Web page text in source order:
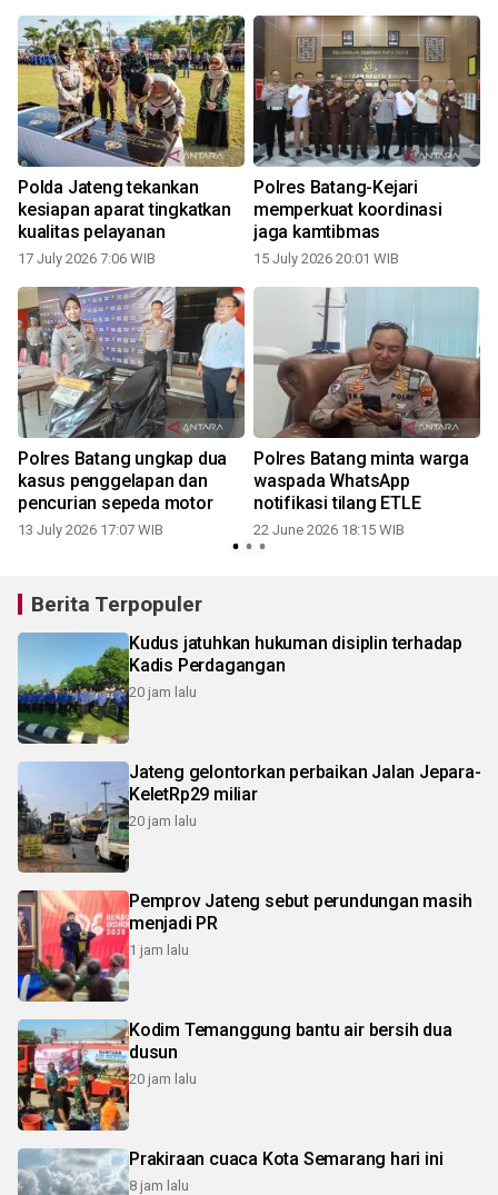
Polda Jateng tekankan
kesiapan aparat tingkatkan
kualitas pelayanan
17 July 2026 7:06 WIB
Polres Batang-Kejari
memperkuat koordinasi
jaga kamtibmas
15 July 2026 20:01 WIB
Polres Batang ungkap dua
kasus penggelapan dan
pencurian sepeda motor
13 July 2026 17:07 WIB
Polres Batang minta warga
waspada WhatsApp
notifikasi tilang ETLE
22 June 2026 18:15 WIB
Berita Terpopuler
Kudus jatuhkan hukuman disiplin terhadap
Kadis Perdagangan
20 jam lalu
Jateng gelontorkan perbaikan Jalan Jepara-
KeletRp29 miliar
20 jam lalu
Pemprov Jateng sebut perundungan masih
menjadi PR
1 jam lalu
Kodim Temanggung bantu air bersih dua
dusun
20 jam lalu
Prakiraan cuaca Kota Semarang hari ini
8 jam lalu